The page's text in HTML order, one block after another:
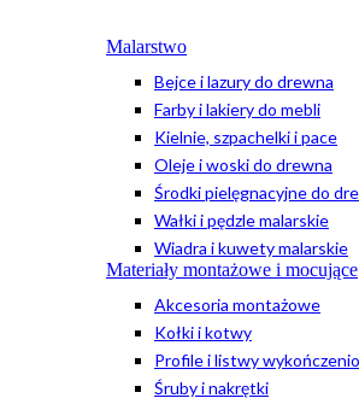
Malarstwo
Bejce i lazury do drewna
Farby i lakiery do mebli
Kielnie, szpachelki i pace
Oleje i woski do drewna
Środki pielęgnacyjne do
Wałki i pędzle malarskie
Wiadra i kuwety malarskie
Materiały montażowe i mocujące
Akcesoria montażowe
Kołki i kotwy
Profile i listwy
Śruby i nakrętki